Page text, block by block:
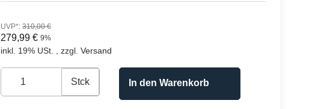
UVP*:310,00 €
279,99 € 9%
inkl. 19% USt. , zzgl.Versand
Stck In den Warenkorb